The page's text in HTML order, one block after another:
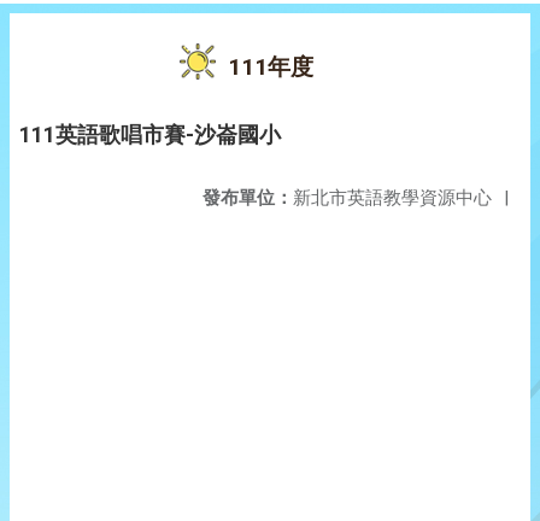
111年度
111英語歌唱市賽-沙崙國小
發布單位： 新北市英語教學資源中心 |